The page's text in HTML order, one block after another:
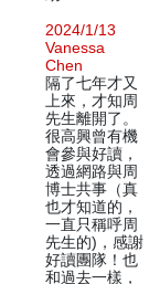
2024/1/13
Vanessa
Chen
隔了七年才又
上來，才知周
先生離開了。
很高興曾有機
會參與好讀，
透過網路與周
博士共事（真
也才知道的，
一直只稱呼周
先生的)，感謝
好讀團隊！也
和過去一樣，